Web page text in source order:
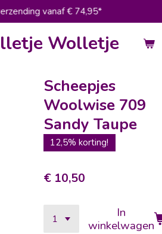
Wolletje
vanaf € 74,95*
Scheepjes
Woolwise 709
Sandy Taupe
12,5% korting!
€ 10,50
In
winkelwagen